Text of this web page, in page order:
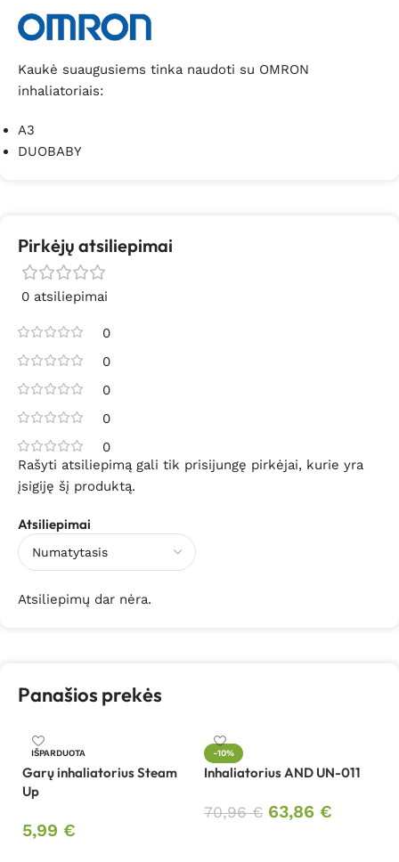
Kaukė suaugusiems tinka naudoti su OMRON
inhaliatoriais:
A3
DUOBABY
Pirkėjų atsiliepimai
0 atsiliepimai
0
0
0
0
0
Atsiliepimai
Atsiliepimų dar nėra.
Rašyti atsiliepimą gali tik prisijungę pirkėjai, kurie yra
įsigiję šį produktą.
Panašios prekės
IŠPARDUOTA
Garų inhaliatorius Steam
Up
5,99 €
-10%
Inhaliatorius AND UN-011
70,96€ 63,86 €